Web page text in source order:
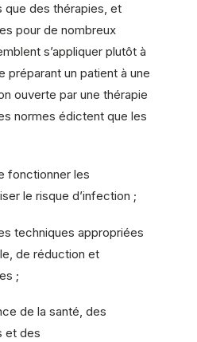
des thérapies, et
pour de nombreux
s’appliquer plutôt à
préparant un patient à une
ouverte par une thérapie
normes édictent que les
fonctionner les
le risque d’infection ;
techniques appropriées
de réduction et
;
de la santé, des
et des